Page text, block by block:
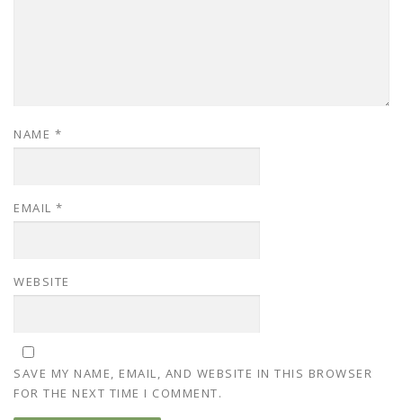
NAME *
EMAIL *
WEBSITE
SAVE MY NAME, EMAIL, AND WEBSITE IN THIS BROWSER
FOR THE NEXT TIME I COMMENT.